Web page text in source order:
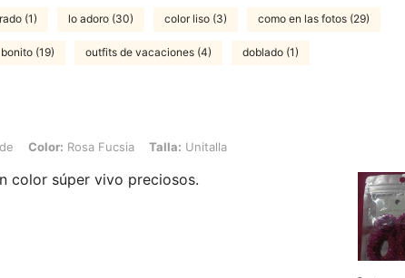
(1) lo adoro (30) color liso (3) como en las fotos (29)
bonito (19) outfits de vacaciones (4) doblado (1)
Rosa Fucsia, Talla: Unitalla
Color: Rosa Fucsia Talla: Unitalla
color súper vivo preciosos.